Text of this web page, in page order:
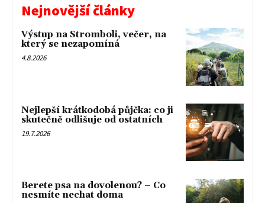
Nejnovější články
Výstup na Stromboli, večer, na
který se nezapomíná
4.8.2026
Nejlepší krátkodobá půjčka: co ji
skutečně odlišuje od ostatních
19.7.2026
Berete psa na dovolenou? – Co
nesmíte nechat doma